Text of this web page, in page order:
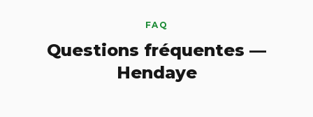
FAQ
Questions fréquentes —
Hendaye